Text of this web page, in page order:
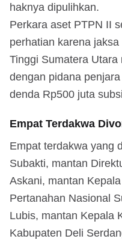
haknya dipulihkan.
Perkara aset PTPN II
perhatian karena
Tinggi Sumatera
dengan pidana
denda Rp500 juta
Empat Terdakwa
Empat terdakwa yang
Subakti, mantan
Askani, mantan
Pertanahan Nasional
Lubis, mantan Kepala
Kabupaten Deli